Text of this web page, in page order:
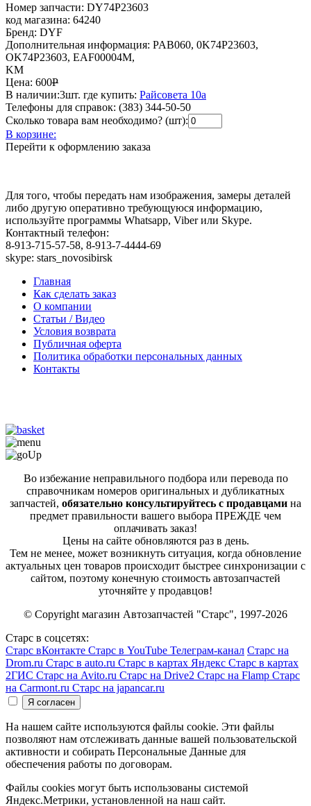
Номер запчасти: DY74P23603
код магазина: 64240
Бренд: DYF
Дополнительная информация: PAB060, 0K74P23603,
OK74P23603, EAF00004M,
KM
Цена: 600Р
В наличии:3шт. где купить: Райсовета 10а
Телефоны для справок: (383) 344-50-50
Сколько товара вам необходимо? (шт):
В корзине:
Перейти к оформлению заказа
Для того, чтобы передать нам изображения, замеры деталей
либо другую оперативно требующуюся информацию,
используйте программы Whatsapp, Viber или Skype.
Контактный телефон:
8-913-715-57-58, 8-913-7-4444-69
skype: stars_novosibirsk
Главная
Как сделать заказ
О компании
Статьи / Видео
Условия возврата
Публичная оферта
Политика обработки персональных данных
Контакты
Во избежание неправильного подбора или перевода по
справочникам номеров оригинальных и дубликатных
запчастей, обязательно консультируйтесь с продавцами на
предмет правильности вашего выбора ПРЕЖДЕ чем
оплачивать заказ!
Цены на сайте обновляются раз в день.
Тем не менее, может возникнуть ситуация, когда обновление
актуальных цен товаров происходит быстрее синхронизации с
сайтом, поэтому конечную стоимость автозапчастей
уточняйте у продавцов!
© Copyright магазин Автозапчастей "Старс", 1997-2026
Старс в соцсетях:
Старс вКонтакте Старс в YouTube Телеграм-канал Старс на
Drom.ru Старс в auto.ru Старс в картах Яндекс Старс в картах
2ГИС Старс на Avito.ru Старс на Drive2 Старс на Flamp Старс
на Carmont.ru Старс на japancar.ru
На нашем сайте используются файлы cookie. Эти файлы
позволяют нам отслеживать данные вашей пользовательской
активности и собирать Персональные Данные для
обеспечения работы по договорам.
Файлы cookies могут быть использованы системой
Яндекс.Метрики, установленной на наш сайт.